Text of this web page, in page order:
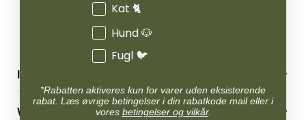
INFORMATION
Betingelser & vilkår
Reklamations- & fortrydelsesret
VORES BUTIK
Kat 🐈
Hund 🐶
Fugl 🐦
*Rabatten aktiveres kun for varer uden eksisterende
rabat. Læs øvrige betingelser i din rabatkode mail eller i
vores betingelser og vilkår.